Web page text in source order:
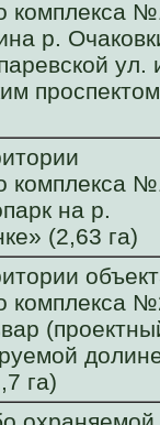
комплекса
р.
ул.
комплекса
на р.
(2,63 га)
комплекса
га)